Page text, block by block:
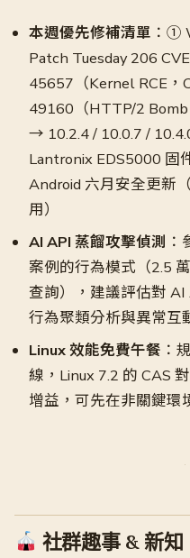
本週優先修補清單 ：①
Patch Tuesday 206
45657（Kernel RCE，
49160（HTTP/2
→ 10.2.4 / 10.0.7 /
Lantronix EDS5000
Android 六月安全更新
用）
AI API 蒸餾攻擊偵測
案例的行為模式（2.5
查詢），建議評估對
行為聚類分析與異常互
Linux 效能免費午餐 ：
線，Linux 7.2 的 CAS
增益，可先在非關鍵環
社群趣事 & 新知